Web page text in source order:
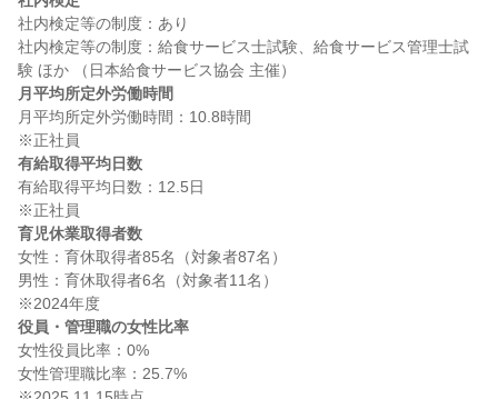
社内検定等の制度：あり
社内検定等の制度：給食サービス士試験、給食サービス管理士試
月平均所定外労働時間
月平均所定外労働時間：10.8時間
有給取得平均日数
有給取得平均日数：12.5日
育児休業取得者数
女性：育休取得者85名（対象者87名）
男性：育休取得者6名（対象者11名）
役員・管理職の女性比率
女性役員比率：0%
女性管理職比率：25.7%